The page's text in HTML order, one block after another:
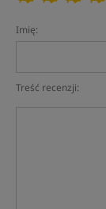
Imię:
Treść recenzji: